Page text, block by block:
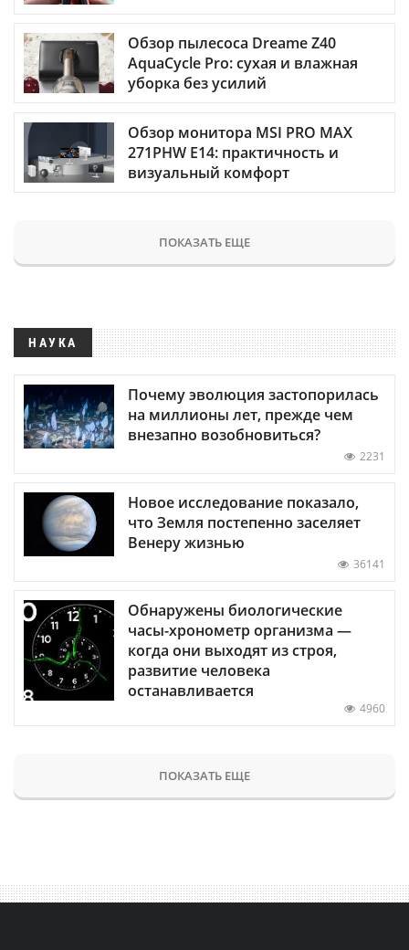
Обзор пылесоса Dreame Z40
AquaCycle Pro: сухая и влажная
уборка без усилий
Обзор монитора MSI PRO MAX
271PHW E14: практичность и
визуальный комфорт
ПОКАЗАТЬ ЕЩЕ
НАУКА
Почему эволюция застопорилась
на миллионы лет, прежде чем
внезапно возобновиться?
2231
Новое исследование показало,
что Земля постепенно заселяет
Венеру жизнью
36141
Обнаружены биологические
часы-хронометр организма —
когда они выходят из строя,
развитие человека
останавливается
4960
ПОКАЗАТЬ ЕЩЕ